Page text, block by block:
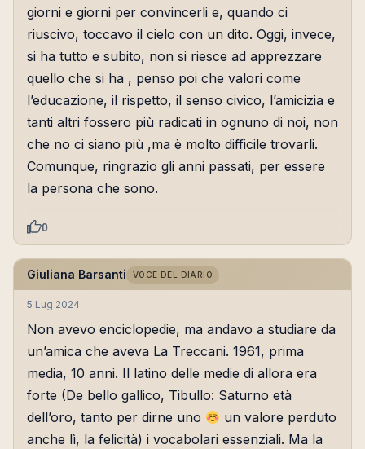
giorni e giorni per convincerli e, quando ci
riuscivo, toccavo il cielo con un dito. Oggi, invece,
si ha tutto e subito, non si riesce ad apprezzare
quello che si ha , penso poi che valori come
l’educazione, il rispetto, il senso civico, l’amicizia e
tanti altri fossero più radicati in ognuno di noi, non
che no ci siano più ,ma è molto difficile trovarli.
Comunque, ringrazio gli anni passati, per essere
la persona che sono.
0
Giuliana Barsanti VOCE DEL DIARIO
5 Lug 2024
Non avevo enciclopedie, ma andavo a studiare da
un’amica che aveva La Treccani. 1961, prima
media, 10 anni. Il latino delle medie di allora era
forte (De bello gallico, Tibullo: Saturno età
dell’oro, tanto per dirne uno
un valore perduto
anche lì, la felicità) i vocabolari essenziali. Ma la